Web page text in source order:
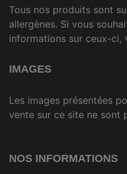
Tous nos produits sont
allergènes. Si vous
informations sur ceux-ci,
IMAGES
Les images présentées
vente sur ce site ne sont
NOS INFORMATIONS